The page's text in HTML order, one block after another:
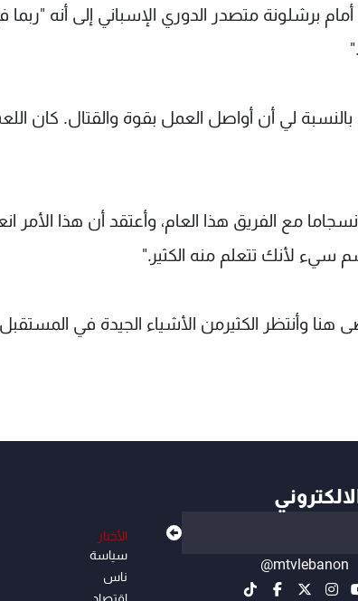
برشلونة متصدر الدوري الإسباني إلى أنه
لي أن أواصل العمل بقوة والقتال. كان
مع الفريق هذا العام، وأعتقد أن هذا الأمر
لأنك تتعلم منه الكثير."
وأنتظر الكثيرمن الأشياء الجيدة في
@mtvlebanon
الأخبار
سياسة
ناس
إقتصاد